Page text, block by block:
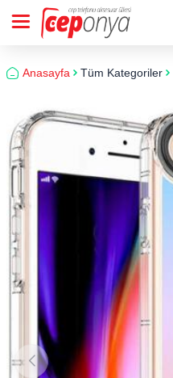
Anasayfa Tüm Kategoriler